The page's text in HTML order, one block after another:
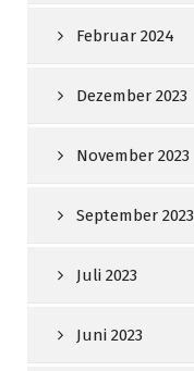
Februar 2024
Dezember 2023
November 2023
September 2023
Juli 2023
Juni 2023